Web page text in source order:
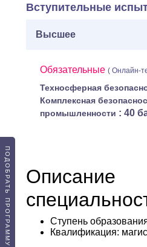
Вступительные
Высшее
Обязательные ( Онлайн-
Техносферная
Комплексная
промышленности : 40
Описание
Ступень
Квалификация:
ПОДОБРАТЬ ПРОГРАММУ